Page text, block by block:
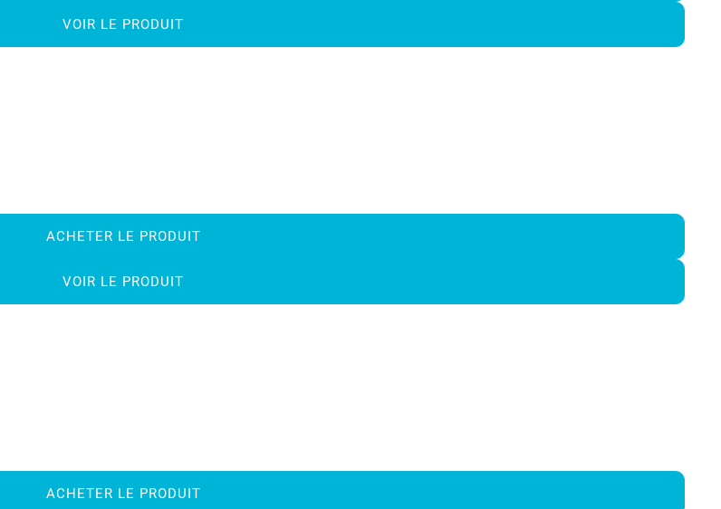
VOIR LE PRODUIT
ACHETER LE PRODUIT
VOIR LE PRODUIT
ACHETER LE PRODUIT